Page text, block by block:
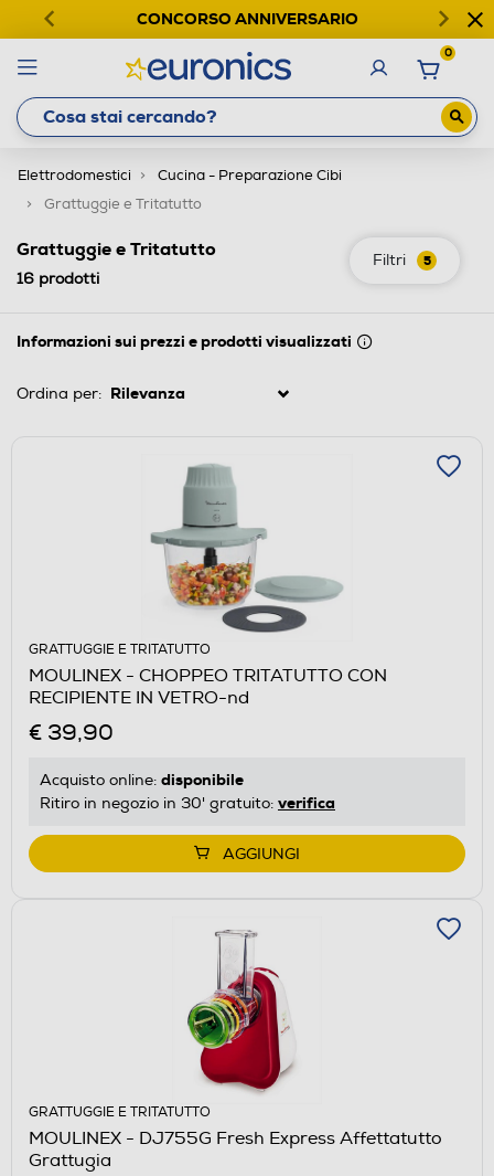
CONCORSO ANNIVERSARIO
0
Elettrodomestici
Cucina - Preparazione Cibi
Grattuggie e Tritatutto
Filtri 5
Grattuggie e Tritatutto
16 prodotti
Informazioni sui prezzi e prodotti visualizzati
Ordina per:
GRATTUGGIE E TRITATUTTO
MOULINEX - CHOPPEO TRITATUTTO CON
RECIPIENTE IN VETRO-nd
€ 39,90
Acquisto online: disponibile
Ritiro in negozio in 30' gratuito: verifica
AGGIUNGI
GRATTUGGIE E TRITATUTTO
MOULINEX - DJ755G Fresh Express Affettatutto
Grattugia